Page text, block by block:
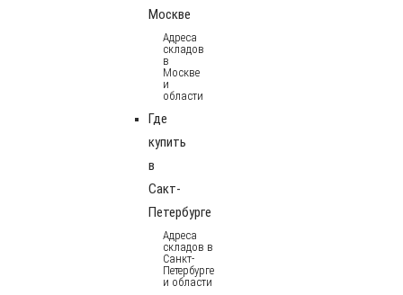
Москве
Адреса
складов
в
Москве
и
области
Где
купить
в
Сакт-
Петербурге
Адреса
складов в
Санкт-
Петербурге
и области